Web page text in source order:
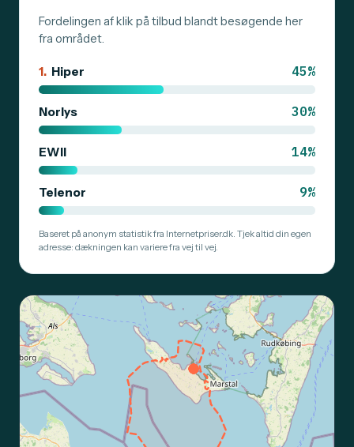
Fordelingen af klik på tilbud blandt besøgende her
fra området.
1. Hiper 45%
Norlys 30%
EWII 14%
Telenor 9%
Baseret på anonym statistik fra Internetpriser.dk. Tjek altid din egen
adresse: dækningen kan variere fra vej til vej.